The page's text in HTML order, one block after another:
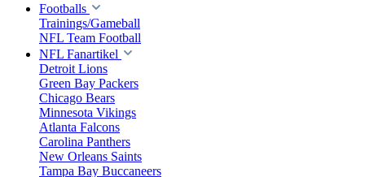
Footballs
Trainings/Gameball
NFL Team Football
NFL Fanartikel
Detroit Lions
Green Bay Packers
Chicago Bears
Minnesota Vikings
Atlanta Falcons
Carolina Panthers
New Orleans Saints
Tampa Bay Buccaneers